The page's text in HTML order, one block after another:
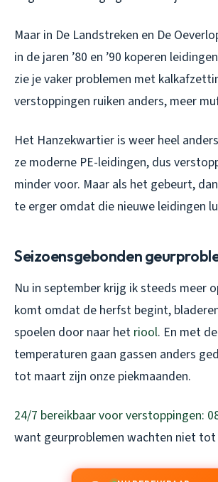
Maar in De Landstreken en De
in de jaren ’80 en ’90 koperen
zie je vaker problemen met
verstoppingen ruiken anders, meer
Het Hanzekwartier is weer heel
ze moderne PE-leidingen, dus
minder voor. Maar als het gebeurt,
te erger omdat die nieuwe leidingen
Seizoensgebonden
Nu in september krijg ik steeds meer
komt omdat de herfst begint,
spoelen door naar het riool. En met
temperaturen gaan gassen anders
tot maart zijn onze piekmaanden.
24/7 bereikbaar voor verstoppingen:
want geurproblemen wachten niet